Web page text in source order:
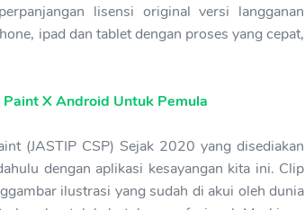
lisensi original versi langganan
ipad dan tablet dengan proses yang cepat,
X Android Untuk Pemula
(JASTIP CSP) Sejak 2020 yang disediakan
dengan aplikasi kesayangan kita ini. Clip
ilustrasi yang sudah di akui oleh dunia